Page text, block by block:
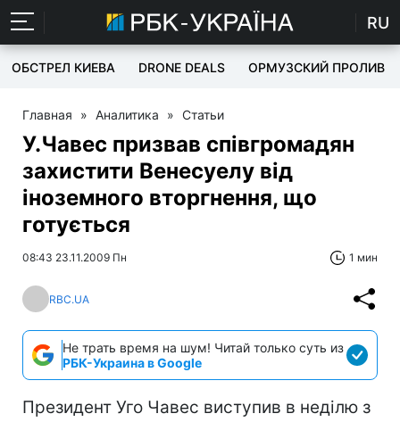
RU
ОБСТРЕЛ КИЕВА DRONE DEALS ОРМУЗСКИЙ ПРОЛИВ
Главная » Аналитика » Статьи
У.Чавес призвав співгромадян
захистити Венесуелу від
іноземного вторгнення, що
готується
08:43 23.11.2009 Пн 1 мин
RBC.UA
Не трать время на шум! Читай только суть из
РБК-Украина в Google
Президент Уго Чавес виступив в неділю з